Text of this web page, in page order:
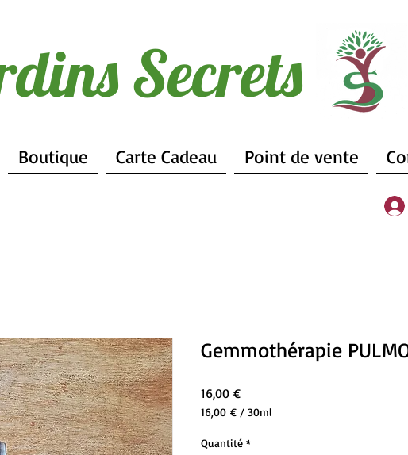
Secrets
Boutique Carte Cadeau Point de vente
Gemmothérapie
16,00 €Prix
16,00 € / 30ml
pour
Quantité *